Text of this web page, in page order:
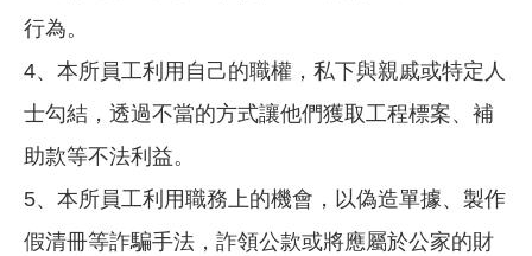
行為。
4、本所員工利用自己的職權，私下與親戚或特定人
士勾結，透過不當的方式讓他們獲取工程標案、補
助款等不法利益。
5、本所員工利用職務上的機會，以偽造單據、製作
假清冊等詐騙手法，詐領公款或將應屬於公家的財